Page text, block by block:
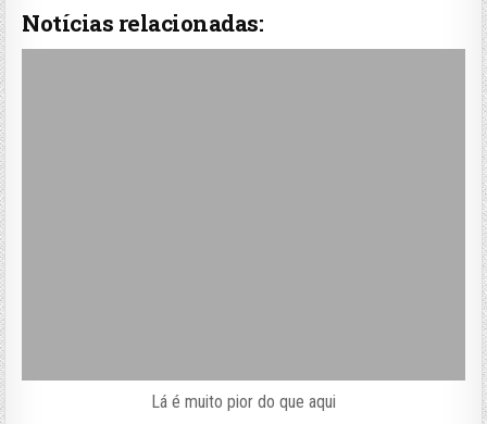
Notícias relacionadas:
Lá é muito pior do que aqui